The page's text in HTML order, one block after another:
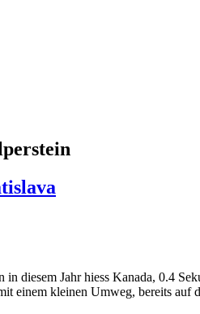
in diesem Jahr hiess Kanada, 0.4
einem kleinen Umweg, bereits